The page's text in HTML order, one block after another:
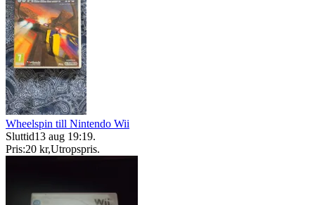
Wheelspin till Nintendo Wii
Sluttid13 aug 19:19.
Pris:20 kr,Utropspris.